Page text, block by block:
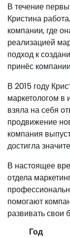
В течение
Кристина
компании, где
реализацией
подход к
принёс
В 2015 году
маркетологом в
взяла на себя
продвижение
компания
достигла
В настоящее
отдела
помогают
развивать свои
Год